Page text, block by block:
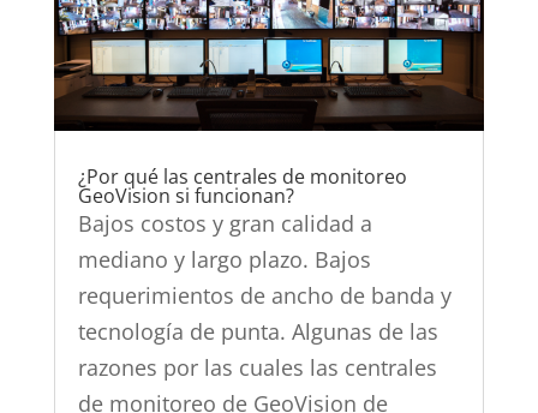
¿Por qué las centrales de monitoreo
GeoVision si funcionan?
Bajos costos y gran calidad a
mediano y largo plazo. Bajos
requerimientos de ancho de banda y
tecnología de punta. Algunas de las
razones por las cuales las centrales
de monitoreo de GeoVision de